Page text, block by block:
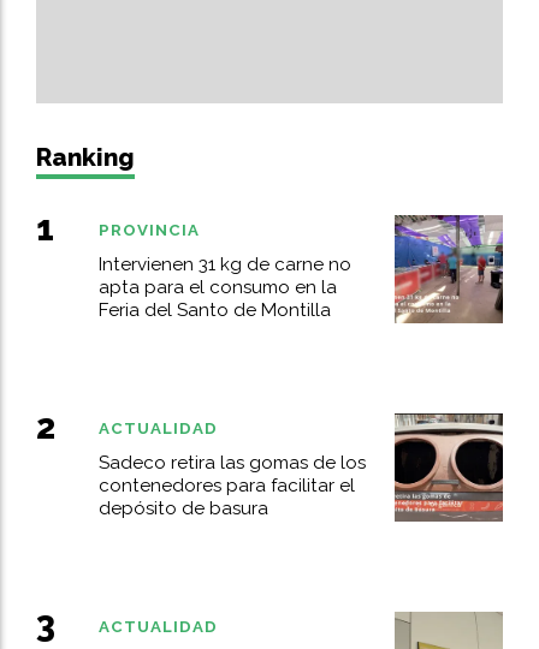
Ranking
Intervienen 31 kg de carne no
apta para el consumo en la
Feria del Santo de Montilla
PROVINCIA
Sadeco retira las gomas de los
contenedores para facilitar el
depósito de basura
ACTUALIDAD
ACTUALIDAD